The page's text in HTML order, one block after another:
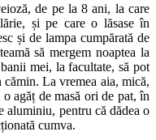
de pe la 8 ani, la care
și pe care o lăsase în
și de lampa cumpărată de
să mergem noaptea la
mei, la facultate, să pot
cămin. La vremea aia, mică,
agăț de masă ori de pat, în
pentru că dădea o
cumva.